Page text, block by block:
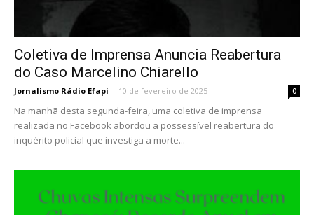
Coletiva de Imprensa Anuncia Reabertura
do Caso Marcelino Chiarello
Jornalismo Rádio Efapi - 10 de fevereiro de 2025 0
Na manhã desta segunda-feira, uma coletiva de imprensa
realizada no Facebook abordou a possessível reabertura do
inquérito policial que investiga a morte...